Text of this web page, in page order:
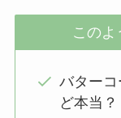
このよ
バター
ど本当？